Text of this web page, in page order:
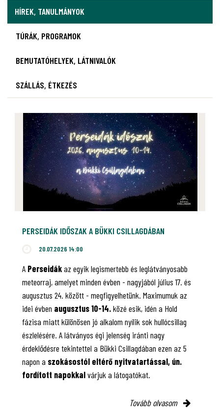
HÍREK, TANULMÁNYOK
TÚRÁK, PROGRAMOK
BEMUTATÓHELYEK, LÁTNIVALÓK
SZÁLLÁS, ÉTKEZÉS
PERSEIDÁK IDŐSZAK A BÜKKI CSILLAGDÁBAN
20.07.2026 14:00
A Perseidákaz egyik legismertebb és leglátványosabb
meteorraj, amelyet minden évben - nagyjából július 17. és
augusztus 24. között - megfigyelhetünk. Maximumuk az
idei évben augusztus 10-14.közé esik, idén a Hold
fázisa miatt különösen jó alkalom nyílik sok hullócsillag
észlelésére. A látványos égi jelenség iránti nagy
érdeklődésre tekintettel a Bükki Csillagdában ezen az 5
napon a szokásostól eltérő nyitvatartással, ún.
fordított napokkalvárjuk a látogatókat.
Tovább olvasom